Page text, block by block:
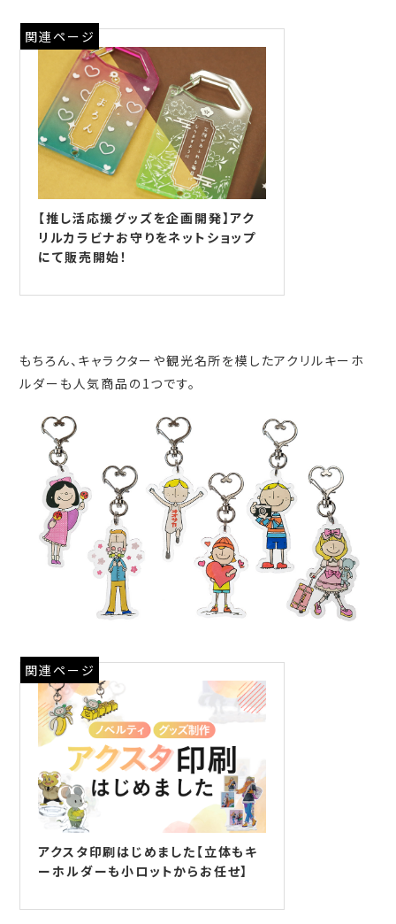
関連ページ
【推し活応援グッズを企画開発】アク
リルカラビナお守りをネットショップ
にて販売開始！
もちろん、キャラクターや観光名所を模したアクリルキーホ
ルダーも人気商品の1つです。
関連ページ
アクスタ印刷はじめました【立体もキ
ーホルダーも小ロットからお任せ】